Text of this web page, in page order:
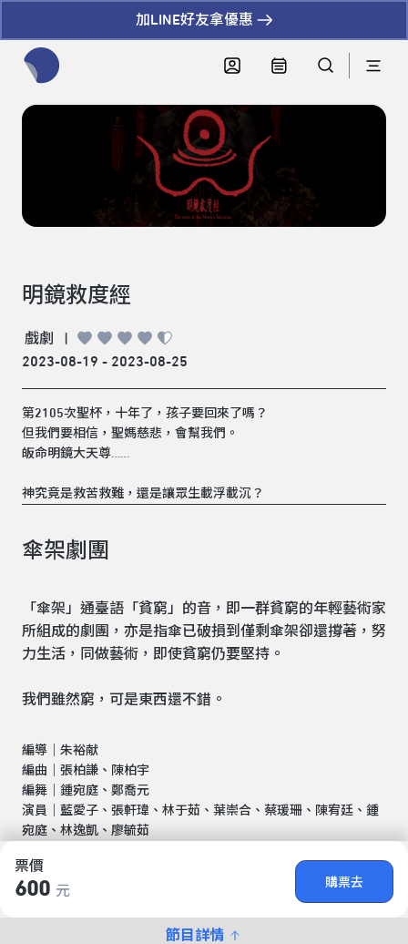
加LINE好友拿優惠
票價
600 元
購票去
節目詳情
明鏡救度經
戲劇
|
2023-08-19 - 2023-08-25
第2105次聖杯，十年了，孩子要回來了嗎？
但我們要相信，聖媽慈悲，會幫我們。
皈命明鏡大天尊……
神究竟是救苦救難，還是讓眾生載浮載沉？
傘架劇團
「傘架」通臺語「貧窮」的音，即一群貧窮的年輕藝術家
所組成的劇團，亦是指傘已破損到僅剩傘架卻還撐著，努
力生活，同做藝術，即使貧窮仍要堅持。
我們雖然窮，可是東西還不錯。
編導｜朱裕献
編曲｜張柏謙、陳柏宇
編舞｜鍾宛庭、鄭喬元
演員｜藍愛子、張軒瑋、林于茹、葉崇合、蔡瑗珊、陳宥廷、鍾
宛庭、林逸凱、廖毓茹